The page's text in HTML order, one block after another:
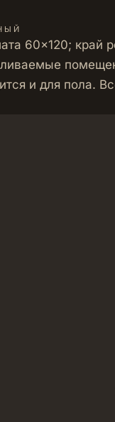
60×120;
и для пола.